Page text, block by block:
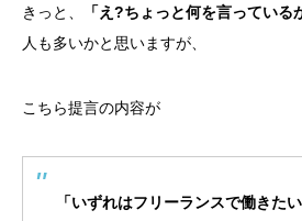
きっと、 「え?ちょっと何を言っている
人も多いかと思いますが、
こちら提言の内容が
「いずれはフリーランスで働きたい